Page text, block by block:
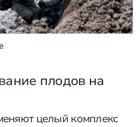
плодов на
целый комплекс